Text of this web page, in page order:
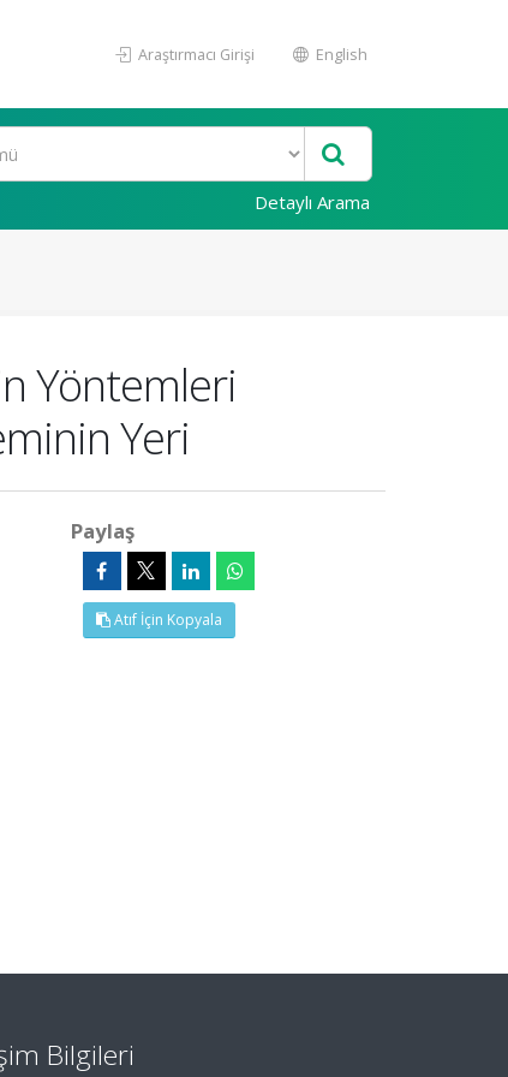
Araştırmacı Girişi English
Detaylı Arama
Yöntemleri
Yeri
Paylaş
Atıf İçin Kopyala
Bilgileri